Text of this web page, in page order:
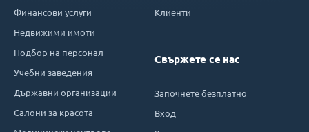
Финансови услуги
Недвижими имоти
Подбор на персонал
Учебни заведения
Държавни организации
Салони за красота
Клиенти
Свържете се нас
Започнете безплатно
Вход